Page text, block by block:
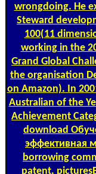
wrongdoing. He
Steward
100(11
working in the
Grand Global
the organisation
on Amazon). In
Australian of the
Achievement
download
эффективная
borrowing
patent,